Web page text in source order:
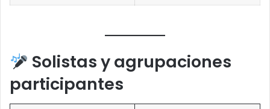
Solistas y agrupaciones
participantes